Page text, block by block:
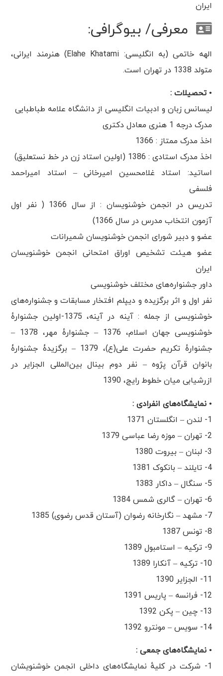
ایران
معرفی/ بیوگرافی:
الهه خاتمی (به انگلیسی: Elahe Khatami) هنرمند ایرانی،
متولد 1338 در تهران است.
• تحصیلات :
لیسانس زبان و ادبیات انگلیسی از دانشگاه علامه طباطبایی
مدرک درجه 1 هنری معادل دکتری
اخذ مدرک ممتاز : 1366
اخذ مدرک استادی : 1386 (اولین استاد زن در خط نستعلیق)
اساتید: استاد غلامحسین امیرخانی – استاد امیراحمد
فلسفی
تدریس در انجمن خوشنویسان : از سال 1366 ( نفر اول
آزمون انتخاب مدرس در سال 1366)
عضو و دبیر شورای انجمن خوشنویسان شمیرانات
عضو هیئت تشخیص اوراق امتحانی انجمن خوشنویسان
ایران
داور جشنواره‌های مختلف خوشنویسی
نفر اول و اثر برگزیده و دیپلم افتخار مسابقات و جشنواره‌های
خوشنویسی از جمله : آینه در آینه، 1375-اولین جشنوارهٔ
خوشنویسی جهان اسلام، 1376 – جشنوارهٔ مهر، 1378 –
جشنوارهٔ تکریم حضرت علی(ع)، 1379 – برگزیدۀ جشنوارۀ
بانوان قرآن پژوه – نفر دوم بینال بین‌المللی الجزایر در
ازرشیابی میان خطوط رایج، 1390
• نمایشگاه‌های انفرادی :
1- لندن – انگلستان 1371
2- تهران – موزه رضا عباسی 1379
3- لبنان – بیروت 1380
4- تایلند – بانکوک 1381
5- سنگال – داکار 1383
6- تهران – گالری شمس 1384
7- مشهد – نگارخانه رضوان (آستان قدس رضوی) 1385
8- تونس 1387
9- ترکیه – استامبول 1389
10- ترکیه – آنکارا 1389
11- الجزایر 1390
12- فرانسه – پاریس 1391
13- چین – پکن 1392
14- سویس – مونترو 1392
• نمایشگاه‌های جمعی :
1- شرکت در کلیهٔ نمایشگاه‌های داخلی انجمن خوشنویشان